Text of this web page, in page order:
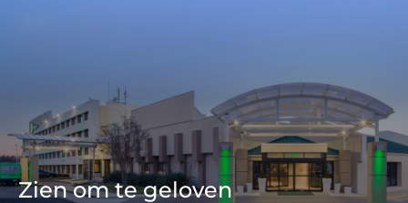
Zien om te geloven